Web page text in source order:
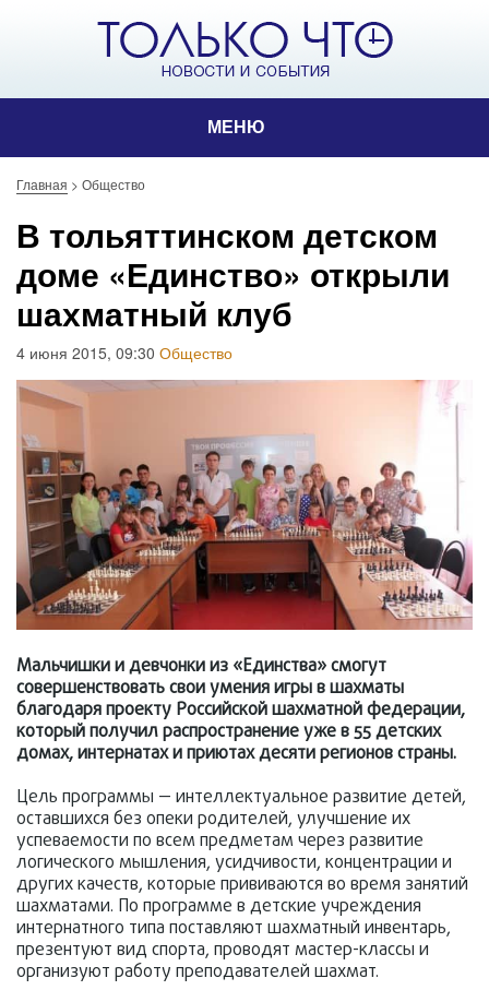
МЕНЮ
Главная > Общество
В тольяттинском детском
доме «Единство» открыли
шахматный клуб
4 июня 2015, 09:30 Общество
Мальчишки и девчонки из «Единства» смогут
совершенствовать свои умения игры в шахматы
благодаря проекту Российской шахматной федерации,
который получил распространение уже в 55 детских
домах, интернатах и приютах десяти регионов страны.
Цель программы — интеллектуальное развитие детей,
оставшихся без опеки родителей, улучшение их
успеваемости по всем предметам через развитие
логического мышления, усидчивости, концентрации и
других качеств, которые прививаются во время занятий
шахматами. По программе в детские учреждения
интернатного типа поставляют шахматный инвентарь,
презентуют вид спорта, проводят мастер-классы и
организуют работу преподавателей шахмат.